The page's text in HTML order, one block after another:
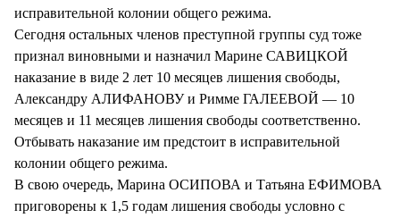
исправительной колонии общего режима.
Сегодня остальных членов преступной группы суд тоже
признал виновными и назначил Марине САВИЦКОЙ
наказание в виде 2 лет 10 месяцев лишения свободы,
Александру АЛИФАНОВУ и Римме ГАЛЕЕВОЙ — 10
месяцев и 11 месяцев лишения свободы соответственно.
Отбывать наказание им предстоит в исправительной
колонии общего режима.
В свою очередь, Марина ОСИПОВА и Татьяна ЕФИМОВА
приговорены к 1,5 годам лишения свободы условно с